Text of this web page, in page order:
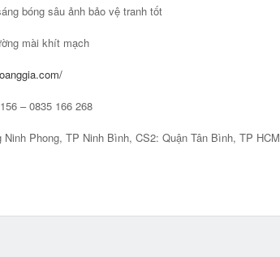
bóng sâu ảnh bảo vệ tranh tốt
mài khít mạch
– 0835 166 268
Phong, TP Ninh Bình, CS2: Quận Tân Bình, TP HCM